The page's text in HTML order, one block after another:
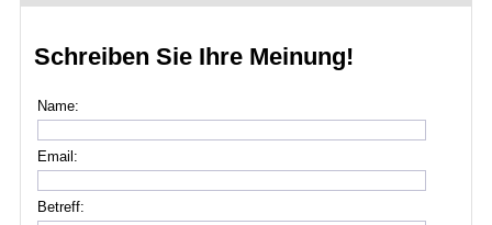
Schreiben Sie Ihre Meinung!
Name:
Email:
Betreff: